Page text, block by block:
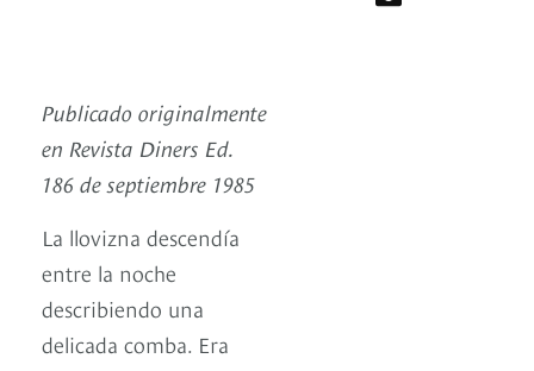
Publicado originalmente
en Revista Diners Ed.
186 de septiembre 1985
La llovizna descendía
entre la noche
describiendo una
delicada comba. Era